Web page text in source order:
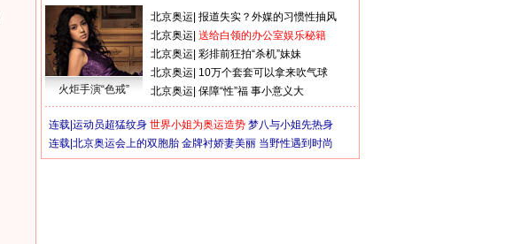
火炬手演“色戒”
北京奥运 报道失实？外媒的习惯性抽风
北京奥运 送给白领的办公室娱乐秘籍
北京奥运 彩排前狂拍“杀机”妹妹
北京奥运 10万个套套可以拿来吹气球
北京奥运 保障“性”福 事小意义大
连载| 运动员超猛纹身 世界小姐为奥运造势 梦八与小姐先热身
连载| 北京奥运会上的双胞胎 金牌衬娇妻美丽 当野性遇到时尚